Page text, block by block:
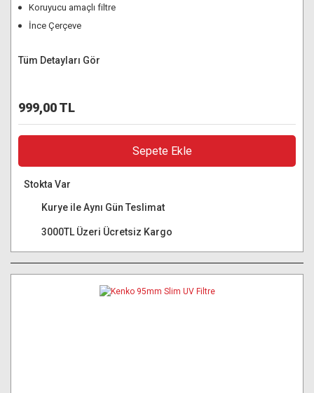
Koruyucu amaçlı filtre
İnce Çerçeve
Tüm Detayları Gör
999,00 TL
Sepete Ekle
Stokta Var
Kurye ile Aynı Gün Teslimat
3000TL Üzeri Ücretsiz Kargo